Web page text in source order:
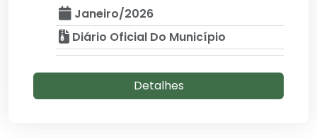
Janeiro/2026
Diário Oficial Do Município
Detalhes